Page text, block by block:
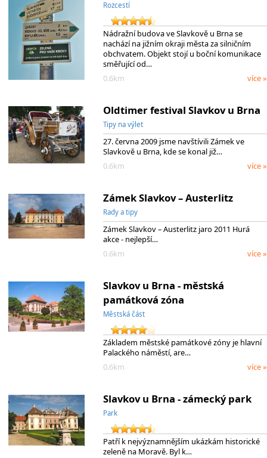
Rozcestí
Nádražní budova ve Slavkově u Brna se
nachází na jižním okraji města za silničním
obchvatem. Objekt stojí u boční komunikace
směřující od…
0.6km
více »
Oldtimer festival Slavkov u Brna
Tipy na výlet
27. června 2009 jsme navštívili Zámek ve
Slavkově u Brna, kde se konal již…
0.6km
více »
Zámek Slavkov – Austerlitz
Rady a tipy
Zámek Slavkov – Austerlitz jaro 2011 Hurá
akce - nejlepší…
0.6km
více »
Slavkov u Brna - městská
památková zóna
Městská část
Základem městské památkové zóny je hlavní
Palackého náměstí, are…
0.6km
více »
Slavkov u Brna - zámecký park
Park
Patří k nejvýznamnějším ukázkám historické
zeleně na Moravě. Byl k…